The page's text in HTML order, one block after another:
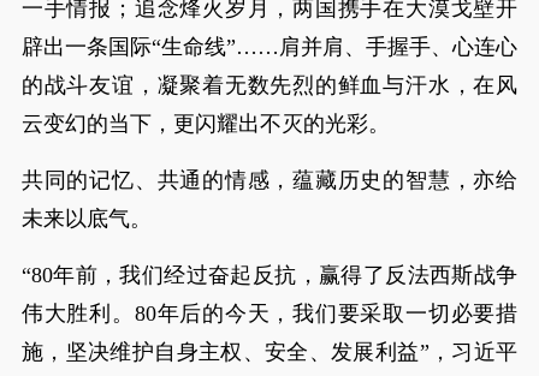
一手情报；追念烽火岁月，两国携手在大漠戈壁开
辟出一条国际“生命线”……肩并肩、手握手、心连心
的战斗友谊，凝聚着无数先烈的鲜血与汗水，在风
云变幻的当下，更闪耀出不灭的光彩。
共同的记忆、共通的情感，蕴藏历史的智慧，亦给
未来以底气。
“80年前，我们经过奋起反抗，赢得了反法西斯战争
伟大胜利。80年后的今天，我们要采取一切必要措
施，坚决维护自身主权、安全、发展利益”，习近平